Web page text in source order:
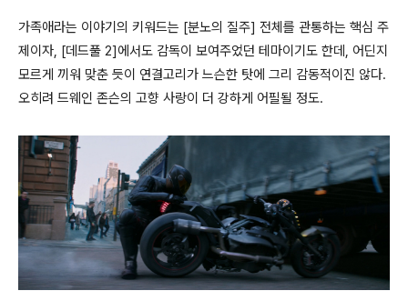
가족애라는 이야기의 키워드는 [분노의 질주] 전체를 관통하는 핵심 주
제이자, [데드풀 2]에서도 감독이 보여주었던 테마이기도 한데 , 어딘지
모르게 끼워 맞춘 듯이 연결고리가 느슨한 탓에 그리 감동적이진 않다.
오히려 드웨인 존슨의 고향 사랑이 더 강하게 어필될 정도.